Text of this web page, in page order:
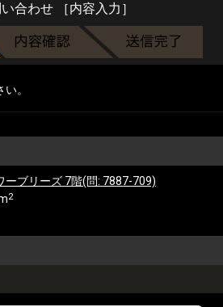
合わせ ［内容入力］
。
ーブリーズ 7階(問: 7887-709)
2